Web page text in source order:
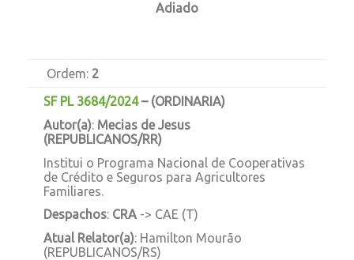
Adiado
Ordem: 2
SF PL 3684/2024– (ORDINARIA)
Autor(a): Mecias de Jesus
(REPUBLICANOS/RR)
Institui o Programa Nacional de Cooperativas
de Crédito e Seguros para Agricultores
Familiares.
Despachos: CRA -> CAE (T)
Atual Relator(a): Hamilton Mourão
(REPUBLICANOS/RS)